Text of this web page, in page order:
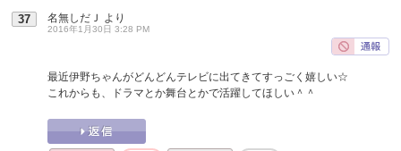
37 名無しだＪ より
2016年1月30日 3:28 PM
最近伊野ちゃんがどんどんテレビに出てきてすっごく嬉しい☆
これからも、ドラマとか舞台とかで活躍してほしい＾＾